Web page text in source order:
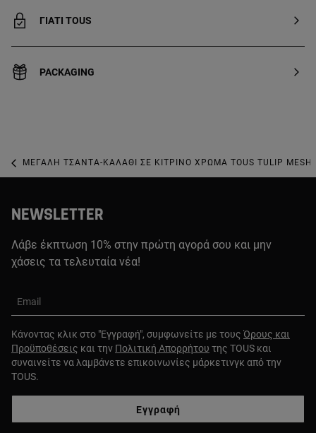
ΓΙΑΤΙ TOUS
PACKAGING
ΜΕΓΆΛΗ ΤΣΆΝΤΑ-ΚΑΛΆΘΙ ΣΕ ΚΊΤΡΙΝΟ ΧΡΏΜΑ TOUS TULIP MESH
NEWSLETTER
Λάβε έκπτωση 10% στην πρώτη αγορά σου και μην
χάσεις τα τελευταία νέα!
Email
Κάνοντας κλικ στο "Εγγραφή", συμφωνείτε με τους Όρους και
Προϋποθέσεις και την Πολιτική Απορρήτου της TOUS και
συναινείτε να λαμβάνετε επικοινωνίες μάρκετινγκ από την
TOUS.
Εγγραφή